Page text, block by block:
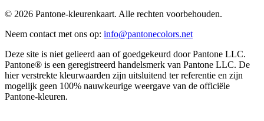
© 2026 Pantone-kleurenkaart. Alle rechten voorbehouden.
Neem contact met ons op: info@pantonecolors.net
Deze site is niet gelieerd aan of goedgekeurd door Pantone LLC.
Pantone® is een geregistreerd handelsmerk van Pantone LLC. De
hier verstrekte kleurwaarden zijn uitsluitend ter referentie en zijn
mogelijk geen 100% nauwkeurige weergave van de officiële
Pantone-kleuren.